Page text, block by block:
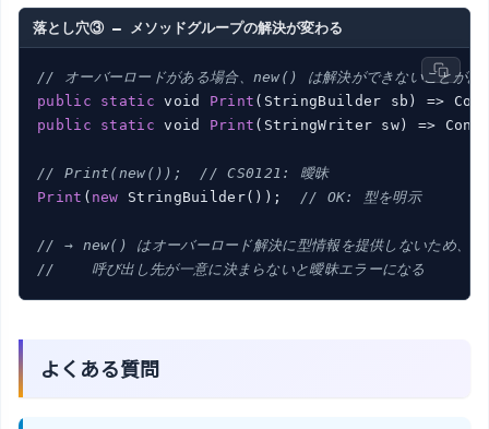
落とし穴③ — メソッドグループの解決が変わる
// オーバーロードがある場合、new() は解決ができないことがあ
public
static void Print
public
static void Print (StringWriter sw) =>
// Print(new());  // CS0121: 曖昧
Print ( new StringBuilder()); // OK: 型を明示
// → new() はオーバーロード解決に型情報を提供しないため、
//    呼び出し先が一意に決まらないと曖昧エラーになる
よくある質問